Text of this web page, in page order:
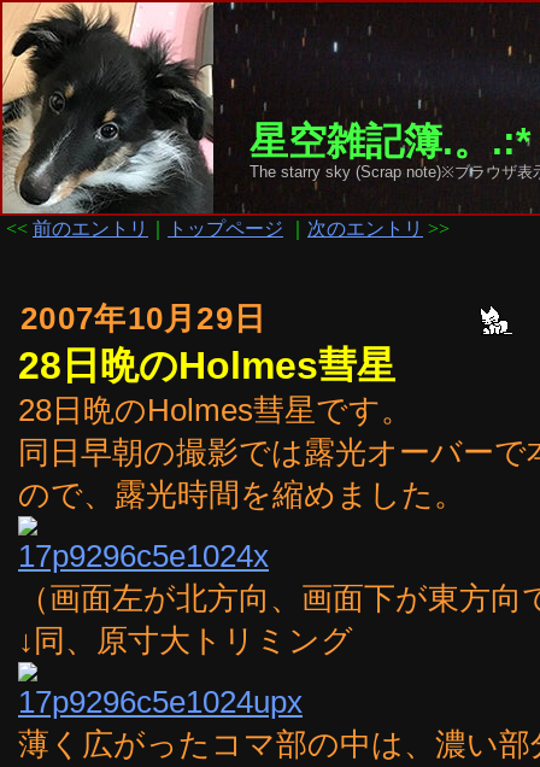
星空雑記簿.。
The starry sky (Scrap note)※ブラウザ
<< 前のエントリ トップページ 次のエントリ >>
2007年10月29日
28日晩のHolmes彗星
28日晩のHolmes彗星です。
同日早朝の撮影では露光オーバー
ので、露光時間を縮めました。
（画面左が北方向、画面下が東方向
↓同、原寸大トリミング
薄く広がったコマ部の中は、濃い